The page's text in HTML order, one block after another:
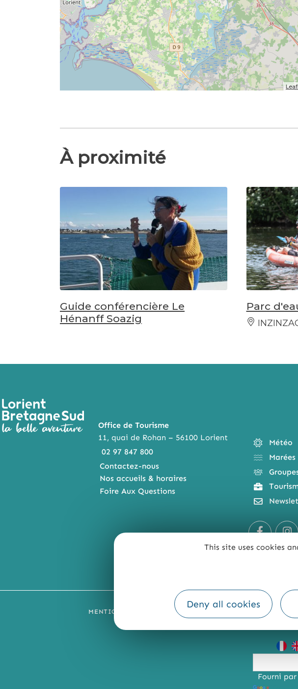
This site uses cookies
Deny all cookies
À proximité
Guide conférencière Le
Hénanff Soazig
Parc
Office de Tourisme
11, quai de Rohan – 56100 Lorient
02 97 847 800
Contactez-nous
Nos accueils & horaires
Foire Aux Questions
Météo
Marées
MENTIONS LÉGALES PLAN DU SITE ACCESSIBILITÉ
Fourni par